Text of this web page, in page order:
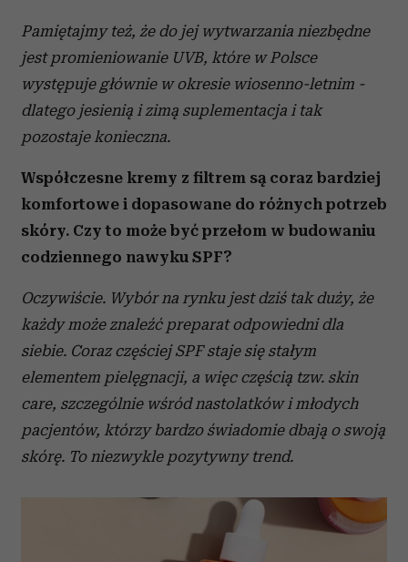
Pamiętajmy też, że do jej wytwarzania niezbędne
jest promieniowanie UVB, które w Polsce
występuje głównie w okresie wiosenno-letnim -
dlatego jesienią i zimą suplementacja i tak
pozostaje konieczna.
Współczesne kremy z filtrem są coraz bardziej
komfortowe i dopasowane do różnych potrzeb
skóry. Czy to może być przełom w budowaniu
codziennego nawyku SPF?
Oczywiście. Wybór na rynku jest dziś tak duży, że
każdy może znaleźć preparat odpowiedni dla
siebie. Coraz częściej SPF staje się stałym
elementem pielęgnacji, a więc częścią tzw. skin
care, szczególnie wśród nastolatków i młodych
pacjentów, którzy bardzo świadomie dbają o swoją
skórę. To niezwykle pozytywny trend.